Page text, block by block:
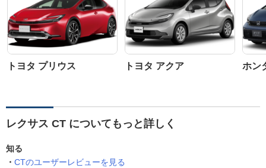
トヨタ プリウス トヨタ アクア ホン
レクサス CT についてもっと詳しく
知る
CTのユーザーレビューを見る